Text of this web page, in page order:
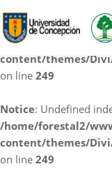
Notice: Undefined
/home/forestal2/
content/themes/
on line 249
Notice: Undefined
/home/forestal2/
content/themes/
on line 249